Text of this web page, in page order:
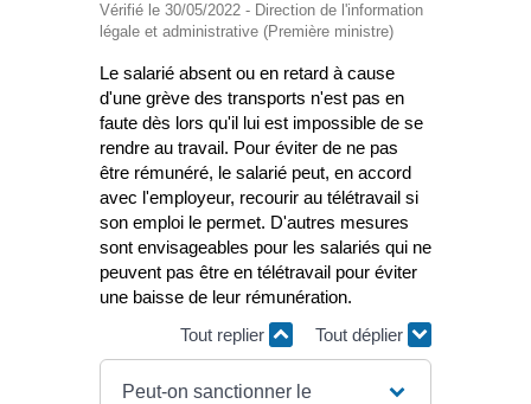
Vérifié le 30/05/2022 - Direction de l'information
légale et administrative (Première ministre)
Le salarié absent ou en retard à cause
d'une grève des transports n'est pas en
faute dès lors qu'il lui est impossible de se
rendre au travail. Pour éviter de ne pas
être rémunéré, le salarié peut, en accord
avec l'employeur, recourir au télétravail si
son emploi le permet. D'autres mesures
sont envisageables pour les salariés qui ne
peuvent pas être en télétravail pour éviter
une baisse de leur rémunération.
Tout replier
Tout déplier
Peut-on sanctionner le